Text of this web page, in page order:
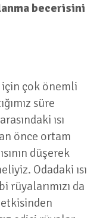
becerisini
için çok önemli
süre
ısı
önce ortam
düşerek
Odadaki ısı
rüyalarımızı da